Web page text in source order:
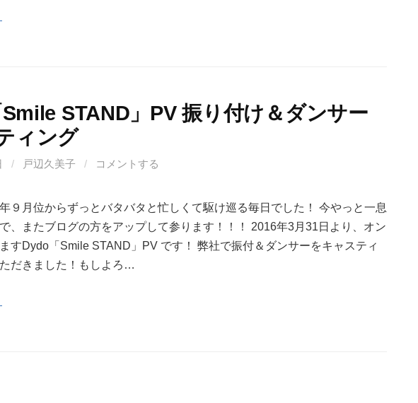
STAND」PV 振り付け＆ダンサー
ィング
/ 戸辺久美子 / コメントする
９月位からずっとバタバタと忙しくて駆け巡る毎日でした！ 今やっと一息
、またブログの方をアップして参ります！！！ 2016年3月31日より、オン
すDydo「Smile STAND」PV です！ 弊社で振付＆ダンサーをキャスティ
だきました！もしよろ…